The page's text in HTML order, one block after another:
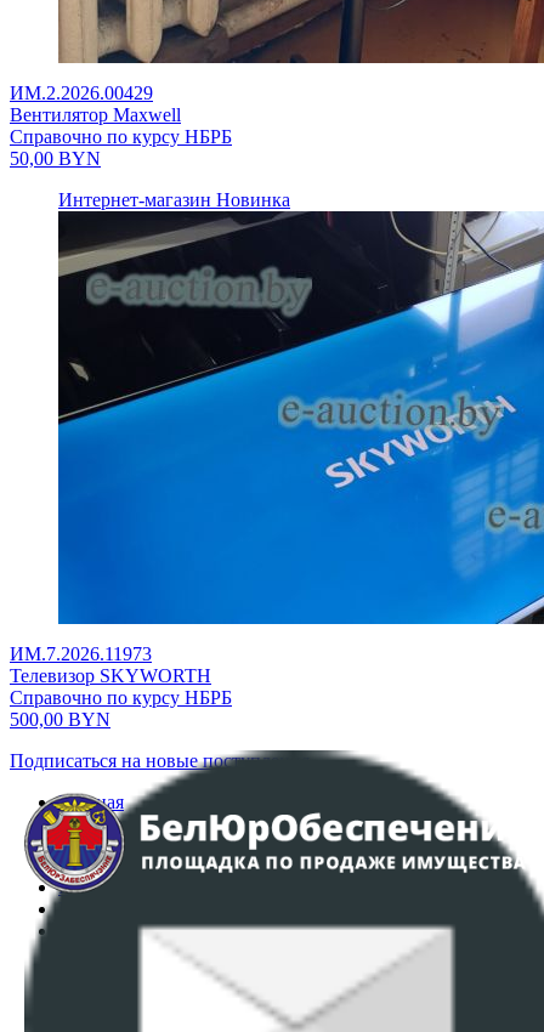
ИМ.2.2026.00429
Вентилятор Maxwell
Справочно по курсу НБРБ
50,00 BYN
Интернет-магазин Новинка
ИМ.7.2026.11973
Телевизор SKYWORTH
Справочно по курсу НБРБ
500,00 BYN
Подписаться на новые поступления
Главная
Аукционы
Интернет-магазин
Регламент организации и проведения торгов
Политика в отношении обработки персональных
ПОЛОЖЕНИЕ О ПОЛИТИКЕ ОБРАБОТКИ COOKIE-